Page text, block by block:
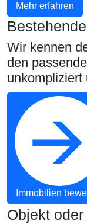
Mehr erfahren
Wir kennen
den
unkompliziert
Immobilien
Objekt